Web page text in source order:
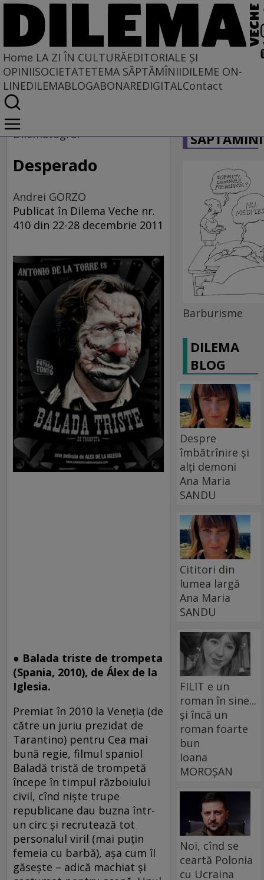
Home LA ZI ÎN CULTURĂEDITORIALE ȘI
OPINIISOCIETATETEMA SĂPTĂMÎNIIDILEME ON-
LINEDILEMABLOGABONAREDIGITALContact
Home
La zi în cultură
Dilematograf
Desperado
Andrei GORZO
Publicat în Dilema Veche nr.
410 din 22-28 decembrie 2011
● Balada triste de trompeta
(Spania, 2010), de Álex de la
Iglesia.
Premiat în 2010 la Veneţia (de
către un juriu prezidat de
Tarantino) pentru Cea mai
bună regie, filmul spaniol
Baladă tristă de trompetă
începe în timpul războiului
civil, cînd nişte trupe
republicane dau buzna într-
un circ şi recrutează tot
personalul viril (mai puţin
femeia cu barbă), aşa cum îl
găseşte – adică machiat şi
Barburisme
DILEMA
BLOG
Despre
îmbătrînire și
alți demoni
Ana Maria
SANDU
Cititori din
lumea largă
Ana Maria
SANDU
FILIT e un
roman în sine...
și încă un
roman foarte
bun
Ioana
MOROȘAN
Noi, cînd se
ceartă Polonia
cu Ucraina